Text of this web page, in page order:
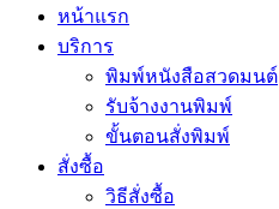
หน้าแรก
บริการ
พิมพ์หนังสือสวดมนต์
รับจ้างงานพิมพ์
ขั้นตอนสั่งพิมพ์
สั่งซื้อ
วิธีสั่งซื้อ